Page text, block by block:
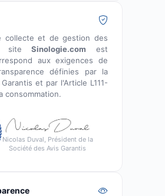
collecte et de gestion des
siteSinologie.com est
aux exigences de
définies par la
et par l'Article L111-
consommation.
Nicolas Duval, Président de la
Société des Avis Garantis